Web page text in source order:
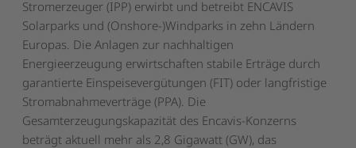
Stromerzeuger (IPP) erwirbt und betreibt ENCAVIS
Solarparks und (Onshore-)Windparks in zehn Ländern
Europas. Die Anlagen zur nachhaltigen
Energieerzeugung erwirtschaften stabile Erträge durch
garantierte Einspeisevergütungen (FIT) oder langfristige
Stromabnahmeverträge (PPA). Die
Gesamterzeugungskapazität des Encavis-Konzerns
beträgt aktuell mehr als 2,8 Gigawatt (GW), das